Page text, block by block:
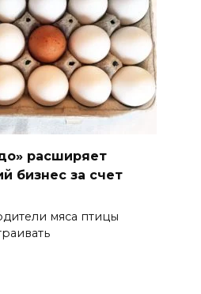
расширяет
бизнес за счет
мяса птицы